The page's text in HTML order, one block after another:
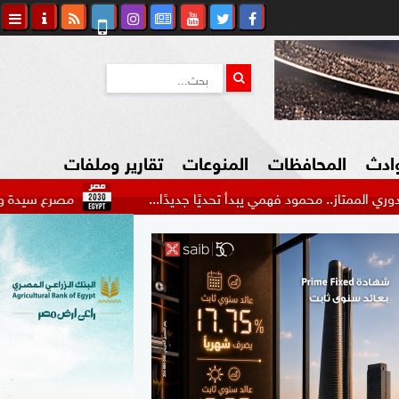
شكاوي المواطن
المحافظات المنوعات
السياحة في مصر
التكنولوجيا
المرأة والأسرة
السيارات
تقارير وملفات
مصرع سيدة وإصابة 22 شخصا في حادث مرورع بالطريق الدولي... فهمي يبدأ تحديًا جديدًا...